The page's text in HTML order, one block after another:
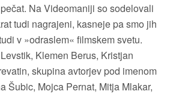
Na Videomaniji so sodelovali
tudi nagrajeni, kasneje pa smo jih
v »odraslem« filmskem svetu.
Klemen Berus, Kristjan
skupina avtorjev pod imenom
Šubic, Mojca Pernat, Mitja Mlakar,